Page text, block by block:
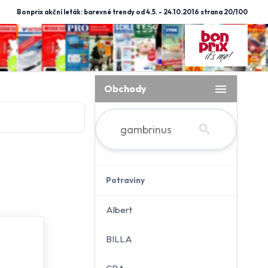
Bonprix akční leták: barevné trendy od 4.5. - 24.10.2016 strana 20/100
Obchody menu
search
Potraviny
Albert
BILLA